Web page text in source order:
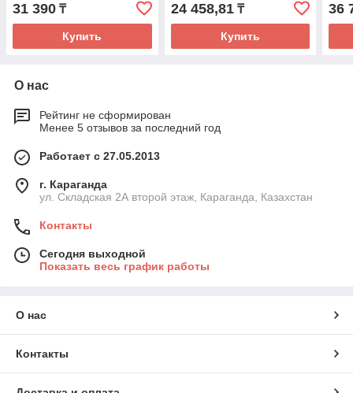
31 390 ₸
Купить
24 458,81₸
Купить
36
О нас
Рейтинг не сформирован
Менее 5 отзывов за последний год
Работает с 27.05.2013
г. Караганда
ул. Складская 2А второй этаж, Караганда, Казахстан
Контакты
Сегодня выходной
Показать весь график работы
О нас
Контакты